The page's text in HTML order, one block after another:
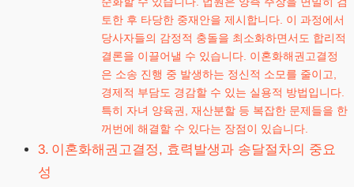
토한 후 타당한 중재안을 제시합니다. 이 과정에서
당사자들의 감정적 충돌을 최소화하면서도 합리적
결론을 이끌어낼 수 있습니다. 이혼화해권고결정
은 소송 진행 중 발생하는 정신적 소모를 줄이고,
경제적 부담도 경감할 수 있는 실용적 방법입니다.
특히 자녀 양육권, 재산분할 등 복잡한 문제들을 한
꺼번에 해결할 수 있다는 장점이 있습니다.
이혼화해권고결정, 효력발생과 송달절차의 중요
성